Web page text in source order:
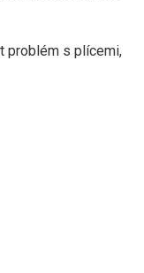
problém s plícemi,